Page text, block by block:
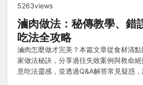
5263views
滷肉做法：秘傳教學、錯
吃法全攻略
滷肉怎麼做才完美？本篇文章從食材清
家做法秘訣，分享過往失敗案例與救命
意吃法靈感，並透過Q&A解答常見疑惑